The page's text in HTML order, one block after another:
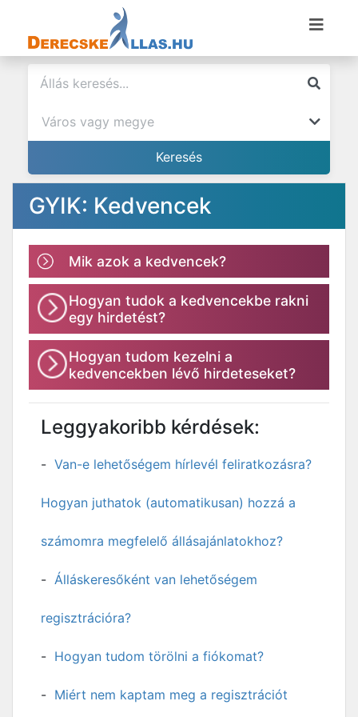
GYIK: Kedvencek
Mik azok a kedvencek?
Hogyan tudok a kedvencekbe rakni
egy hirdetést?
Hogyan tudom kezelni a
kedvencekben lévő hirdeteseket?
Leggyakoribb kérdések:
Van-e lehetőségem hírlevél feliratkozásra?
Hogyan juthatok (automatikusan) hozzá a
számomra megfelelő állásajánlatokhoz?
Álláskeresőként van lehetőségem
regisztrációra?
Hogyan tudom törölni a fiókomat?
Miért nem kaptam meg a regisztrációt